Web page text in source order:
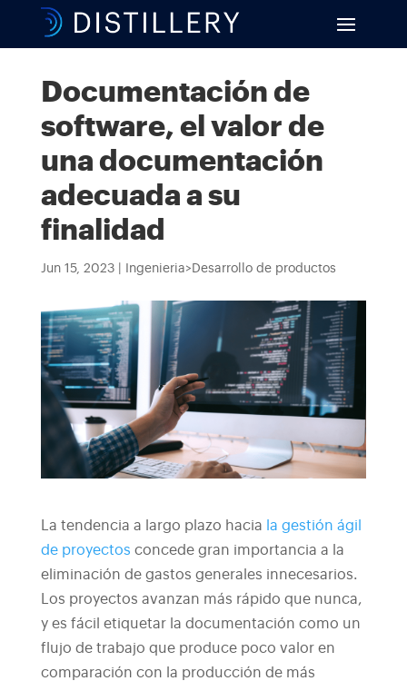
Documentación de
software, el valor de
una documentación
adecuada a su
finalidad
Jun 15, 2023| Ingenieria>Desarrollo de productos
La tendencia a largo plazo hacia la gestión ágil
de proyectos concede gran importancia a la
eliminación de gastos generales innecesarios.
Los proyectos avanzan más rápido que nunca,
y es fácil etiquetar la documentación como un
flujo de trabajo que produce poco valor en
comparación con la producción de más